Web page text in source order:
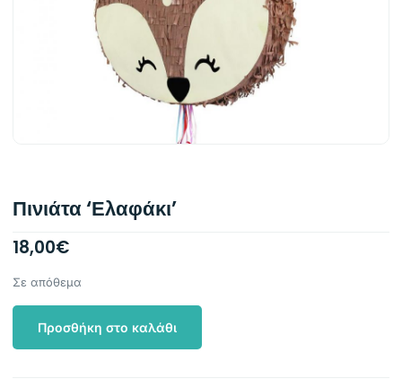
Πινιάτα ‘Ελαφάκι’
18,00€
Σε απόθεμα
Προσθήκη στο καλάθι